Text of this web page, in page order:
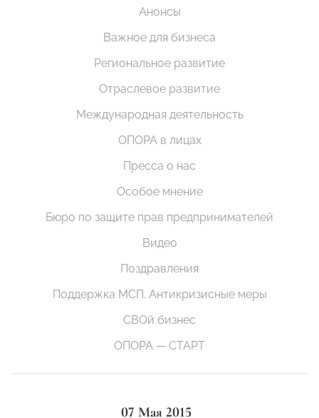
Анонсы
Важное для бизнеса
Региональное развитие
Отраслевое развитие
Международная деятельность
ОПОРА в лицах
Пресса о нас
Особое мнение
Бюро по защите прав предпринимателей
Видео
Поздравления
Поддержка МСП. Антикризисные меры
СВОй бизнес
ОПОРА — СТАРТ
07 Мая 2015